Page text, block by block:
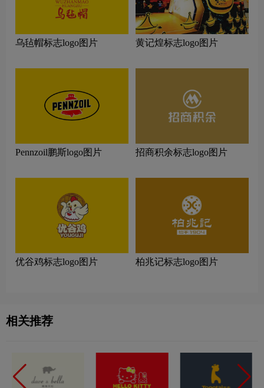
乌毡帽标志logo图片 黄记煌标志logo图片
Pennzoil鹏斯logo图片 招商积余标志logo图片
优谷鸡标志logo图片 柏兆记标志logo图片
相关推荐